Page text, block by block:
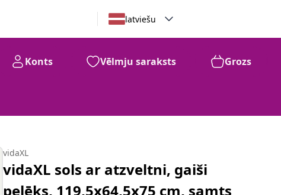
latviešu
Konts Vēlmju saraksts Grozs
vidaXL
vidaXL sols ar atzveltni, gaiši
pelēks, 119,5x64,5x75 cm, samts